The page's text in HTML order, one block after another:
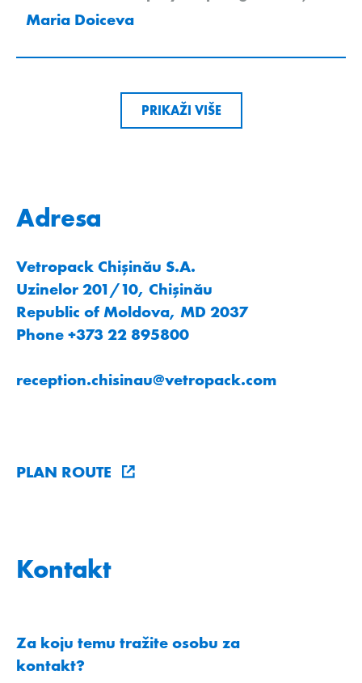
Maria Doiceva
PRIKAŽI VIŠE
Adresa
Vetropack Chișinău S.A.
Uzinelor 201/10, Chişinău
Republic of Moldova, MD 2037
Phone +373 22 895800
reception.chisinau@vetropack.com
PLAN ROUTE
Kontakt
Za koju temu tražite osobu za
kontakt?